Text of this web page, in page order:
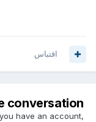
اقتباس
conversation
have an account,